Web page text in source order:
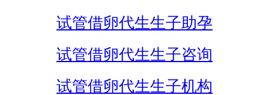
试管借卵代生生子助孕
试管借卵代生生子咨询
试管借卵代生生子机构